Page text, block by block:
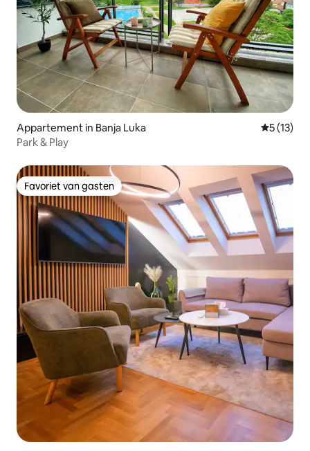
Appartement in Banja Luka
5 (13)
Park & Play
Favoriet van gasten
Favoriet van gasten